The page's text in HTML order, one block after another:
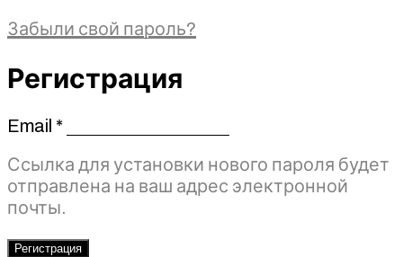
Забыли свой пароль?
Регистрация
Email *Обязательно
Ссылка для установки нового пароля будет
отправлена ​​на ваш адрес электронной
почты.
Регистрация